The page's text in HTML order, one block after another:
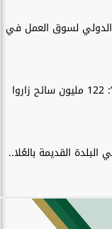
الدولي لسوق العمل في
”الخطيب” من ”دافوس”: 122 مليون سائح زاروا
البلدة القديمة بالعُلا..